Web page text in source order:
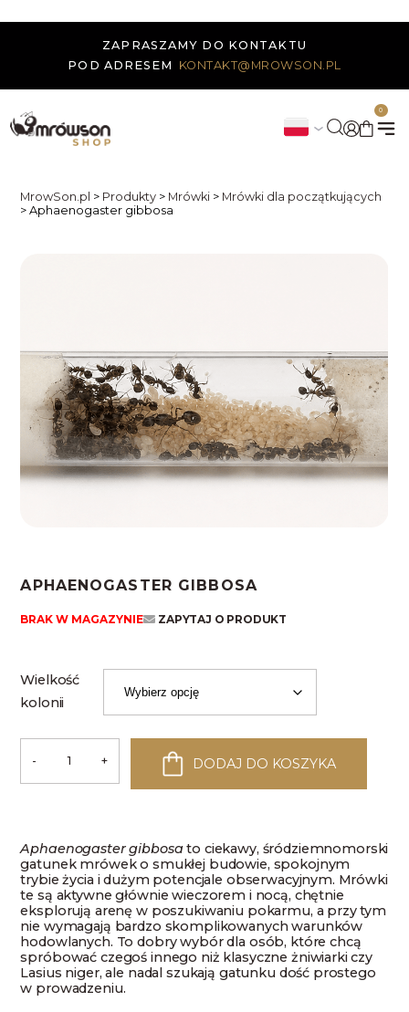
ZAPRASZAMY DO KONTAKTU
POD ADRESEM
KONTAKT@MROWSON.PL
0
MrowSon.pl > Produkty > Mrówki > Mrówki dla początkujących
> Aphaenogaster gibbosa
APHAENOGASTER GIBBOSA
BRAK W MAGAZYNIE ZAPYTAJ O PRODUKT
Wielkość
kolonii
-
ilość
Aphaenogaster
+ DODAJ DO KOSZYKA
Aphaenogaster gibbosato ciekawy, śródziemnomorski
gatunek mrówek o smukłej budowie, spokojnym
trybie życia i dużym potencjale obserwacyjnym. Mrówki
te są aktywne głównie wieczorem i nocą, chętnie
eksplorują arenę w poszukiwaniu pokarmu, a przy tym
nie wymagają bardzo skomplikowanych warunków
hodowlanych. To dobry wybór dla osób, które chcą
spróbować czegoś innego niż klasyczne żniwiarki czy
Lasius niger, ale nadal szukają gatunku dość prostego
w prowadzeniu.